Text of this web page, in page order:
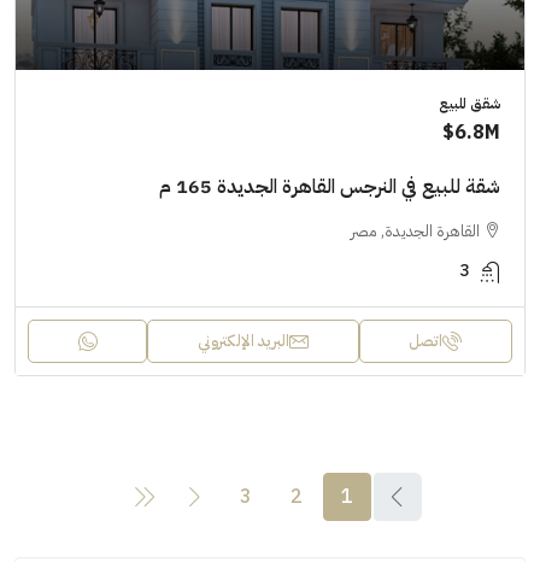
شقق للبيع
6.8M$
شقة للبيع في النرجس القاهرة الجديدة 165 م
القاهرة الجديدة, مصر
3
اتصل البريد الإلكتروني
1
2
3